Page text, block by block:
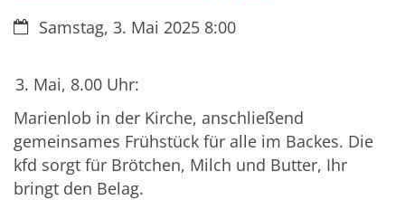
Datum:Samstag, 3. Mai 2025 8:00
Mai, 8.00 Uhr:
Marienlob in der Kirche, anschließend
gemeinsames Frühstück für alle im Backes. Die
kfd sorgt für Brötchen, Milch und Butter, Ihr
bringt den Belag.